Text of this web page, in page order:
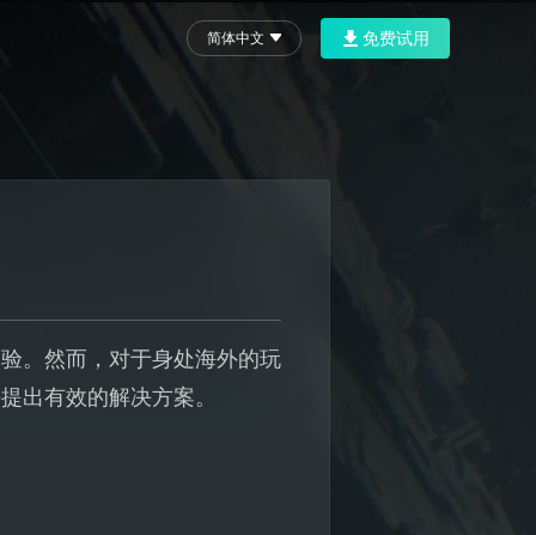
简体中文 免费试用
。然而，对于身处海外的玩
出有效的解决方案。